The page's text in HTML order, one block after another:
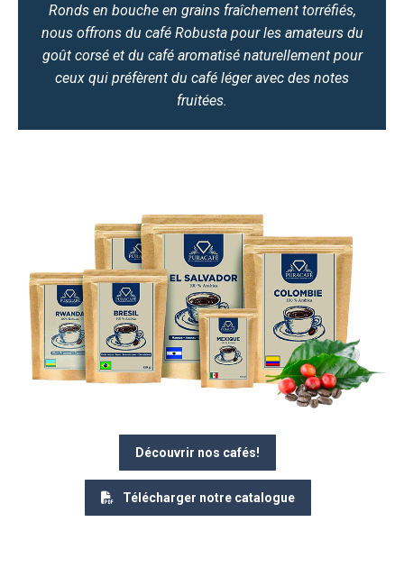
Ronds en bouche en grains fraîchement torréfiés,
nous offrons du café Robusta pour les amateurs du
goût corsé et du café aromatisé naturellement pour
ceux qui préfèrent du café léger avec des notes
fruitées.
Découvrir nos cafés!
Télécharger notre catalogue